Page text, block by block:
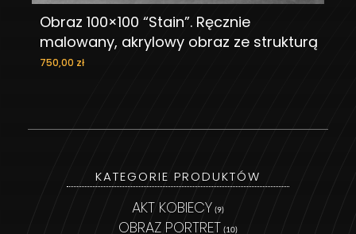
Obraz 100×100 “Stain”. Ręcznie
malowany, akrylowy obraz ze strukturą
750,00 zł
DODAJ DO KOSZYKA
KATEGORIE PRODUKTÓW
AKT KOBIECY (9)
OBRAZ PORTRET (10)